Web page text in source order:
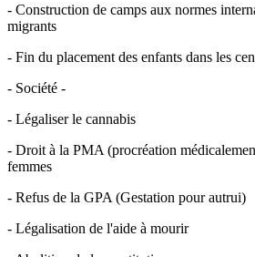
- Construction de camps aux normes
migrants
- Fin du placement des enfants dans les
- Société -
- Légaliser le cannabis
- Droit à la PMA (procréation
femmes
- Refus de la GPA (Gestation pour autrui)
- Légalisation de l'aide à mourir